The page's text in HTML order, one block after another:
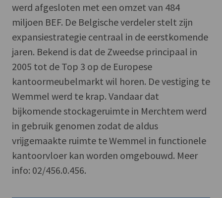
werd afgesloten met een omzet van 484
miljoen BEF. De Belgische verdeler stelt zijn
expansiestrategie centraal in de eerstkomende
jaren. Bekend is dat de Zweedse principaal in
2005 tot de Top 3 op de Europese
kantoormeubelmarkt wil horen. De vestiging te
Wemmel werd te krap. Vandaar dat
bijkomende stockageruimte in Merchtem werd
in gebruik genomen zodat de aldus
vrijgemaakte ruimte te Wemmel in functionele
kantoorvloer kan worden omgebouwd. Meer
info: 02/456.0.456.